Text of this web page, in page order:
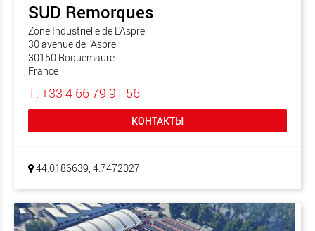
SUD Remorques
Zone Industrielle de L'Aspre
30 avenue de l'Aspre
30150 Roquemaure
France
T: +33 4 66 79 91 56
КОНТАКТЫ
44.0186639, 4.7472027